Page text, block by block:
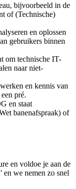
bijvoorbeeld in de
of (Technische)
en oplossen
gebruikers binnen
om technische IT-
naar niet-
en kennis van
pré.
en staat
banenafspraak) of
en voldoe je aan de
we nemen zo snel